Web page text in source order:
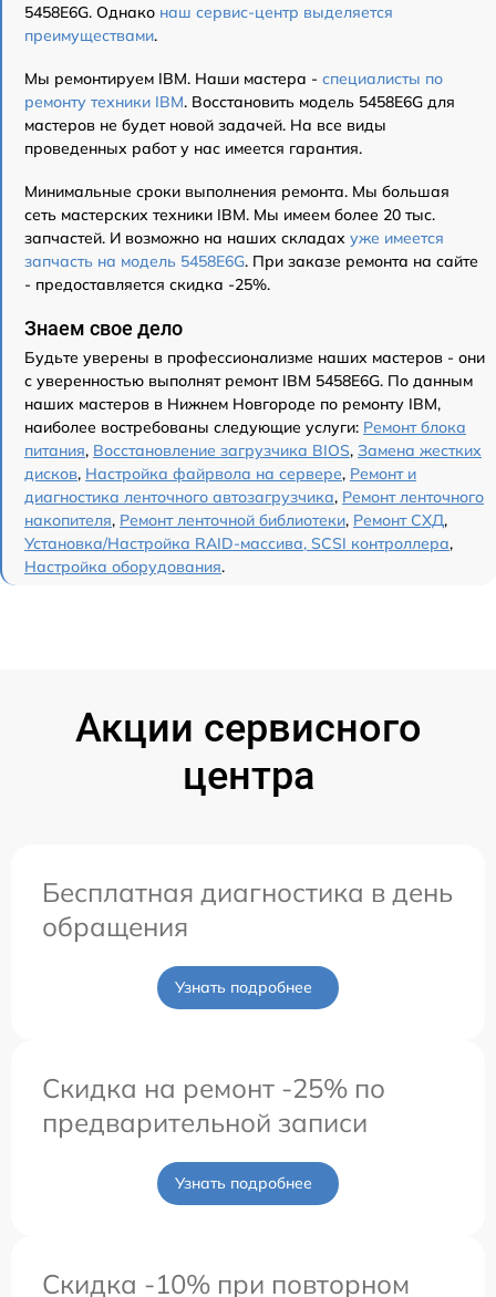
5458E6G. Однако наш сервис-центр выделяется
преимуществами.
Мы ремонтируем IBM. Наши мастера - специалисты по
ремонту техники IBM. Восстановить модель 5458E6G для
мастеров не будет новой задачей. На все виды
проведенных работ у нас имеется гарантия.
Минимальные сроки выполнения ремонта. Мы большая
сеть мастерских техники IBM. Мы имеем более 20 тыс.
запчастей. И возможно на наших складах уже имеется
запчасть на модель 5458E6G. При заказе ремонта на сайте
- предоставляется скидка -25%.
Знаем свое дело
Будьте уверены в профессионализме наших мастеров - они
с уверенностью выполнят ремонт IBM 5458E6G. По данным
наших мастеров в Нижнем Новгороде по ремонту IBM,
наиболее востребованы следующие услуги: Ремонт блока
питания, Восстановление загрузчика BIOS, Замена жестких
дисков, Настройка файрвола на сервере, Ремонт и
диагностика ленточного автозагрузчика, Ремонт ленточного
накопителя, Ремонт ленточной библиотеки, Ремонт СХД,
Установка/Настройка RAID-массива, SCSI контроллера,
Настройка оборудования.
Акции сервисного
центра
Бесплатная диагностика в день
обращения
Узнать подробнее
Скидка на ремонт -25% по
предварительной записи
Узнать подробнее
Скидка -10% при повторном